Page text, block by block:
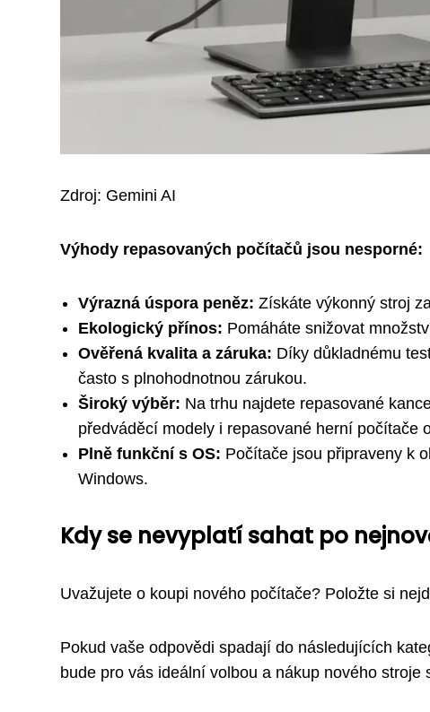
Zdroj: Gemini AI
Výhody repasovaných počítačů jsou nesporné:
Výrazná úspora peněz: Získáte výkonný stroj
Ekologický přínos: Pomáháte snižovat
Ověřená kvalita a záruka: Díky důkladnému
často s plnohodnotnou zárukou.
Široký výběr: Na trhu najdete repasované
předváděcí modely i repasované herní počítače
Plně funkční s OS: Počítače jsou připraveny k
Windows.
Kdy se nevyplatí sahat po
Uvažujete o koupi nového počítače? Položte si
Pokud vaše odpovědi spadají do následujících
bude pro vás ideální volbou a nákup nového stroje